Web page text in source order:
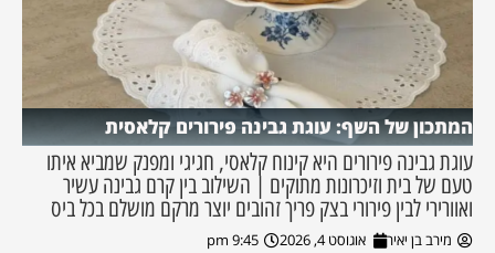
המתכון של השף: עוגת גבינה פירורים קלאסית
עוגת גבינה פירורים היא קינוח קלאסי, חגיגי ומפנק שמביא איתו
טעם של בית וזיכרונות מתוקים | השילוב בין קרם גבינה עשיר
ואוורירי לבין פירורי בצק פריך זהובים יוצר מרקם מושלם בכל ביס
מירב בן יאיר אוגוסט 4, 2026 9:45 pm